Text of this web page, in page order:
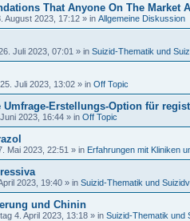
That Anyone On The Market
August 2023, 17:12 » in Allgemeine Diskussion
Juli 2023, 07:01 » in Suizid-Thematik und
Juli 2023, 13:02 » in Off Topic
Erstellungs-Option für
2023, 16:44 » in Off Topic
Mai 2023, 22:51 » in Erfahrungen mit Kliniken
2023, 19:40 » in Suizid-Thematik und
und Chinin
4. April 2023, 13:18 » in Suizid-Thematik und